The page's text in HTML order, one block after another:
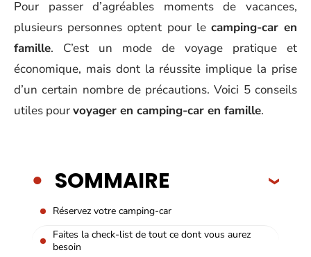
Pour passer d’agréables moments de vacances,
plusieurs personnes optent pour le camping-car en
famille. C’est un mode de voyage pratique et
économique, mais dont la réussite implique la prise
d’un certain nombre de précautions. Voici 5 conseils
utiles pourvoyager en camping-car en famille.
SOMMAIRE
Réservez votre camping-car
Faites la check-list de tout ce dont vous aurez
besoin